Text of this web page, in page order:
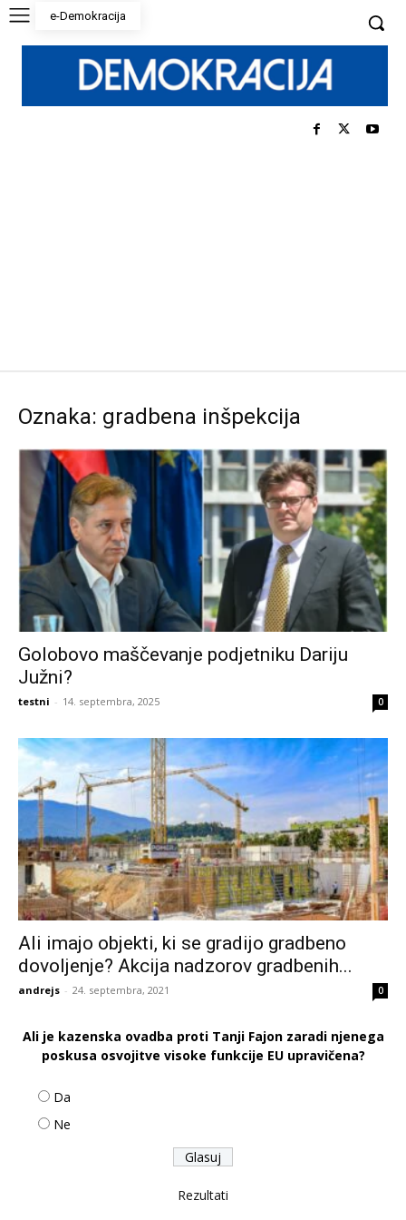
e-Demokracija
Oznaka: gradbena inšpekcija
Golobovo maščevanje podjetniku Dariju
Južni?
testni - 14. septembra, 2025 0
Ali imajo objekti, ki se gradijo gradbeno
dovoljenje? Akcija nadzorov gradbenih...
andrejs - 24. septembra, 2021 0
Ali je kazenska ovadba proti Tanji Fajon zaradi njenega
poskusa osvojitve visoke funkcije EU upravičena?
Da
Ne
Rezultati